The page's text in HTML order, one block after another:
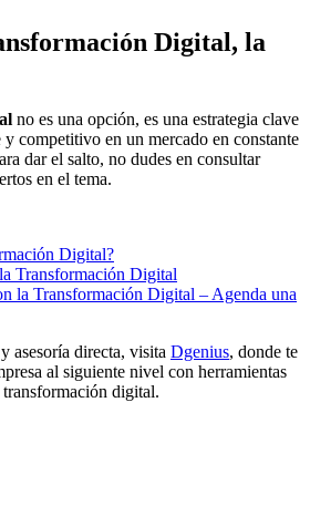
Digital, la
no es una opción, es una estrategia clave
y competitivo en un mercado en constante
dar el salto, no dudes en consultar
en el tema.
Digital?
Transformación Digital
la Transformación Digital – Agenda una
asesoría directa, visita Dgenius, donde te
al siguiente nivel con herramientas
digital.